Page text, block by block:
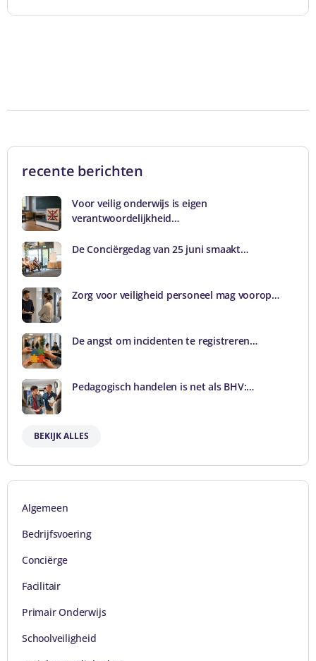
recente berichten
Voor veilig onderwijs is eigen
verantwoordelijkheid…
De Conciërgedag van 25 juni smaakt…
Zorg voor veiligheid personeel mag voorop…
De angst om incidenten te registreren…
Pedagogisch handelen is net als BHV:…
BEKIJK ALLES
Algemeen
Bedrijfsvoering
Conciërge
Facilitair
Primair Onderwijs
Schoolveiligheid